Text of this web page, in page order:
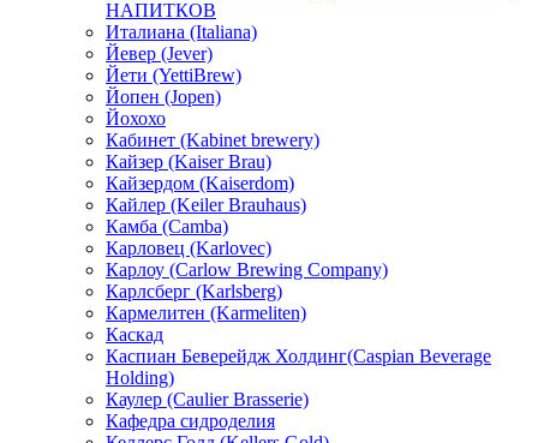
НАПИТКОВ
Италиана (Italiana)
Йевер (Jever)
Йети (YettiBrew)
Йопен (Jopen)
Йохохо
Кабинет (Kabinet brewery)
Кайзер (Kaiser Brau)
Кайзердом (Kaiserdom)
Кайлер (Keiler Brauhaus)
Камба (Camba)
Карловец (Karlovec)
Карлоу (Carlow Brewing Company)
Карлсберг (Karlsberg)
Кармелитен (Karmeliten)
Каскад
Каспиан Беверейдж Холдинг(Caspian Beverage
Holding)
Каулер (Caulier Brasserie)
Кафедра сидроделия